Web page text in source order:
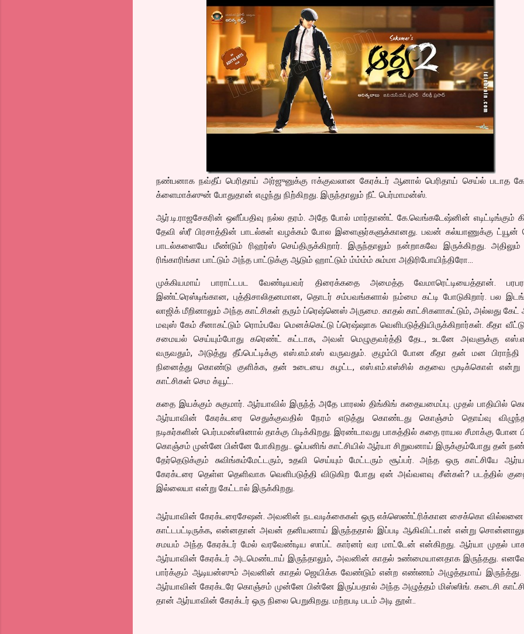
நண்பனாக நவ்தீப் பெரிதாய் அர்ஜுனுக்கு ஈக்குவலான கேரக்டர் ஆனால் பெரிதாய் செய்ல் படாத
க்ளைமாக்ஸுன் போதுதான் எழுந்து நிற்கிறது. இருந்தாலும் நீட் பெர்மாமன்ஸ்.
ஆர்.டி.ராஜசேகரின் ஒளீப்பதிவு நல்ல தரம். அதே போல் மார்தாண்ட் கே.வெங்கடேஷ்னின் எடிட்டிங்கும்
தேவி ஸ்ரீ பிரசாத்தின் பாடல்கள் வழக்கம் போல இளைஞர்களுக்கானது. பவன் கல்யாணுக்கு ட்யூன்
பாடல்களையே மீண்டும் ரிஹர்ஸ் செய்திருக்கிறார். இருந்தாலும் நன்றாகவே இருக்கிறது.
ரிங்காரிங்கா பாட்டும் அந்த பாட்டுக்கு ஆடும் ஹாட்டும் ம்ம்ம்ம் சும்மா அதிரிபோயிந்திரோ…
முக்கியமாய் பாராட்டபட வேண்டியவர் திரைக்கதை அமைத்த வேமாரெட்டியைத்தான்.
இண்ட்ரெஸ்டிங்கான, புத்திசாலிதனமான, தொடர் சம்பவங்களால் நம்மை கட்டி போடுகிறார். பல
லாஜிக் மீறினாலும் அந்த காட்சிகள் தரும் ப்ரெஷ்னெஸ் அருமை. காதல் காட்சிகளாகட்டும், அல்லது
மவுஸ் கேம் சீனாகட்டும் ரொம்பவே மெனக்கெட்டு ப்ரெஷ்ஷாக வெளிபடுத்தியிருக்கிறார்கள். கீதா
சமையல் செய்யும்போது கரெண்ட் கட்டாக, அவள் மெழுகுவர்த்தி தேட, உடனே அவளுக்கு
வருவதும், அடுத்து தீப்பெட்டிக்கு எஸ்.எம்.எஸ் வருவதும். குழம்பி போன கீதா தன் மன பிராந்தி
நினைத்து கொண்டு குளிக்க, தன் உடையை கழட்ட, எஸ்.எம்.எஸ்சில் கதவை மூடிக்கொள் என்று
காட்சிகள் செம க்யூட்.
கதை இயக்கும் சுகுமார். ஆர்யாவில் இருந்த் அதே பாரலல் திங்கிங் கதையமைப்பு. முதல் பாதியில்
ஆர்யாவின் கேரக்டரை செதுக்குவதில் நேரம் எடுத்து கொண்டது கொஞ்சம் தொய்வு
நடிகர்களின் பெர்பமன்ஸினால் தாக்கு பிடிக்கிறது. இரண்டாவது பாகத்தில் கதை ராயல சீமாக்கு போன
கொஞ்சம் முன்னே பின்னே போகிறது.. ஓப்பனிங் காட்சியில் ஆர்யா சிறுவனாய் இருக்கும்போது தன்
தேர்தெடுக்கும் சுவிங்கம்மேட்டரும், உதவி செய்யும் மேட்டரும் சூப்பர். அந்த ஒரு காட்சியே
கேரக்டரை தெள்ள தெளிவாக வெளிபடுத்தி விடுகிற போது ஏன் அவ்வளவு சீன்கள்? படத்தில்
இல்லையா என்று கேட்டால் இருக்கிறது.
ஆர்யாவின் கேரக்டரைசேஷன். அவனின் நடவடிக்கைகள் ஒரு எக்ஸெண்ட்ரிக்கான சைக்கொ
காட்டபட்டிருக்க, என்னதான் அவன் தனியனாய் இருந்ததால் இப்படி ஆகிவிட்டான் என்று
சமயம் அந்த கேரக்டர் மேல் வரவேண்டிய ஸாப்ட் கார்னர் வர மாட்டேன் என்கிறது. ஆர்யா முதல்
ஆர்யாவின் கேரக்டர் அடமெண்டாய் இருந்தாலும், அவனின் காதல் உண்மையானதாக இருந்தது.
பார்க்கும் ஆடியன்ஸும் அவனின் காதல் ஜெயிக்க வேண்டும் என்ற எண்ணம் அழுத்தமாய் இருந்த்து.
ஆர்யாவின் கேரக்டரே கொஞ்சம் முன்னே பின்னே இருப்பதால் அந்த அழுத்தம் மிஸ்ஸிங். கடைசி
தான் ஆர்யாவின் கேரக்டர் ஒரு நிலை பெறுகிறது. மற்றபடி படம் அடி தூள்..